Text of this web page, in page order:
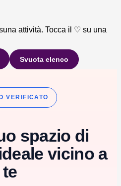
attività. Tocca il ♡ su una
Svuota elenco
VERIFICATO
spazio di
vicino a
te